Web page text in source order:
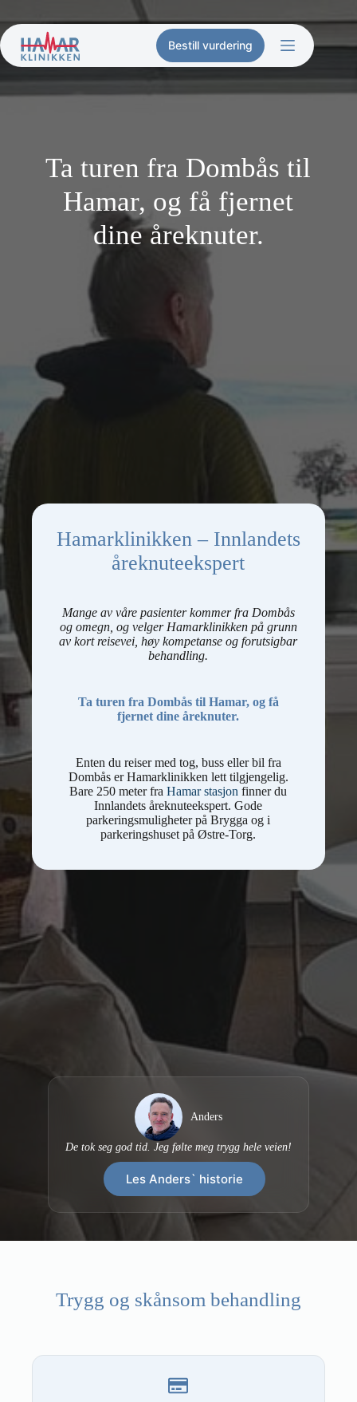
til
innholdet
Bestill vurdering
Ta turen fra Dombås til
Hamar, og få fjernet
dine åreknuter.
Hamarklinikken – Innlandets
åreknuteekspert
Mange av våre pasienter kommer fra Dombås
og omegn, og velger Hamarklinikken på grunn
av kort reisevei, høy kompetanse og forutsigbar
behandling.
Ta turen fra Dombås til Hamar, og få
fjernet dine åreknuter.
Enten du reiser med tog, buss eller bil fra
Dombås er Hamarklinikken lett tilgjengelig.
Bare 250 meter fraHamar stasjon finner du
Innlandets åreknuteekspert. Gode
parkeringsmuligheter på Brygga og i
parkeringshuset på Østre-Torg.
Anders
De tok seg god tid. Jeg følte meg trygg hele veien!
Les Anders` historie
Trygg og skånsom behandling